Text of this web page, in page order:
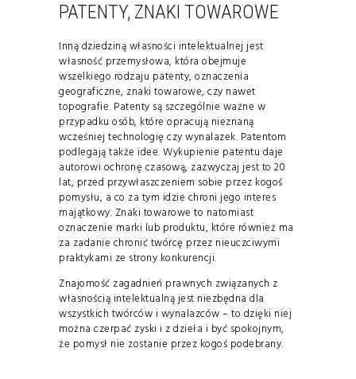
PATENTY, ZNAKI TOWAROWE
Inną dziedziną własności intelektualnej jest
własność przemysłowa, która obejmuje
wszelkiego rodzaju patenty, oznaczenia
geograficzne, znaki towarowe, czy nawet
topografie. Patenty są szczególnie ważne w
przypadku osób, które opracują nieznaną
wcześniej technologię czy wynalazek. Patentom
podlegają także idee. Wykupienie patentu daje
autorowi ochronę czasową, zazwyczaj jest to 20
lat, przed przywłaszczeniem sobie przez kogoś
pomysłu, a co za tym idzie chroni jego interes
majątkowy. Znaki towarowe to natomiast
oznaczenie marki lub produktu, które również ma
za zadanie chronić twórcę przez nieuczciwymi
praktykami ze strony konkurencji.
Znajomość zagadnień prawnych związanych z
własnością intelektualną jest niezbędna dla
wszystkich twórców i wynalazców – to dzięki niej
można czerpać zyski i z dzieła i być spokojnym,
że pomysł nie zostanie przez kogoś podebrany.